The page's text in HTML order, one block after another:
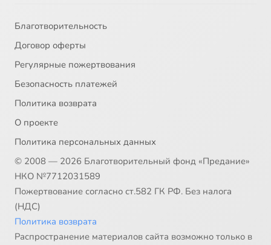
Благотворительность
Договор оферты
Регулярные пожертвования
Безопасность платежей
Политика возврата
О проекте
Политика персональных данных
© 2008 — 2026 Благотворительный фонд «Предание»
НКО №7712031589
Пожертвование согласно ст.582 ГК РФ. Без налога
(НДС)
Политика возврата
Распространение материалов сайта возможно только в